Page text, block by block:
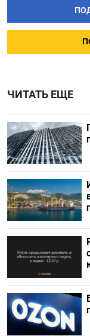
ЧИТАТЬ ЕЩЕ